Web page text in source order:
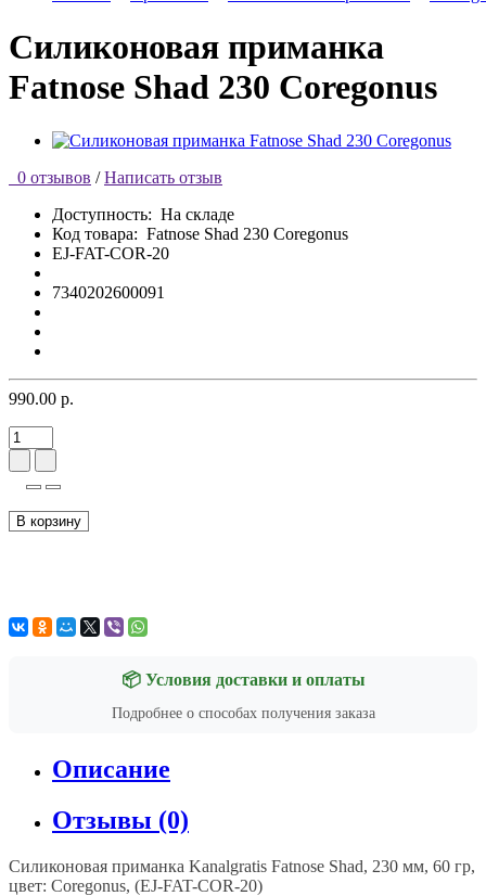
Силиконовая приманка
Fatnose Shad 230 Coregonus
0 отзывов / Написать отзыв
Доступность: На складе
Код товара: Fatnose Shad 230 Coregonus
EJ-FAT-COR-20
7340202600091
990.00 р.
В корзину
📦 Условия доставки и оплаты
Подробнее о способах получения заказа
Описание
Отзывы (0)
Силиконовая приманка Kanalgratis Fatnose Shad, 230 мм, 60 гр,
цвет: Coregonus, (EJ-FAT-COR-20)